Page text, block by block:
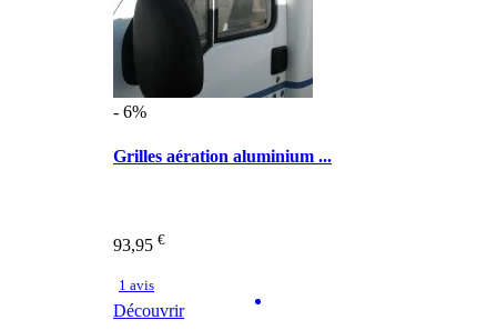
- 6%
Grilles aération aluminium ...
93,95 €
1 avis
Découvrir